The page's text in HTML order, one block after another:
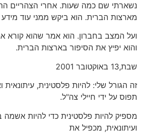
נשארתי שם כמה שעות. אחרי הצהריים
מארצות הברית. הוא ביקש ממני עוד
ועל המצב בחברון. הוא אמר שהוא קורא
והוא יפיץ את הסיפור בארצות הברית.
שבת,13 באוקטובר 2001
זה הגורל שלי: להיות פלסטינית,
תפוס על ידי חיילי צה"ל.
מספיק להיות פלסטינית כדי להיות אשמה
ועיתונאית, מכפיל את